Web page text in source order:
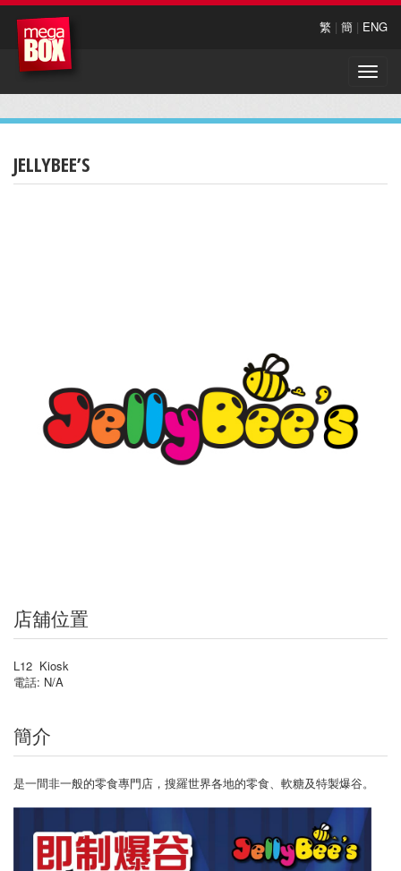
繁 | 簡 | ENG
Toggle
JELLYBEE’S
店舖位置
L12 Kiosk
電話: N/A
簡介
是一間非一般的零食專門店，搜羅世界各地的零食、軟糖及特製爆谷。